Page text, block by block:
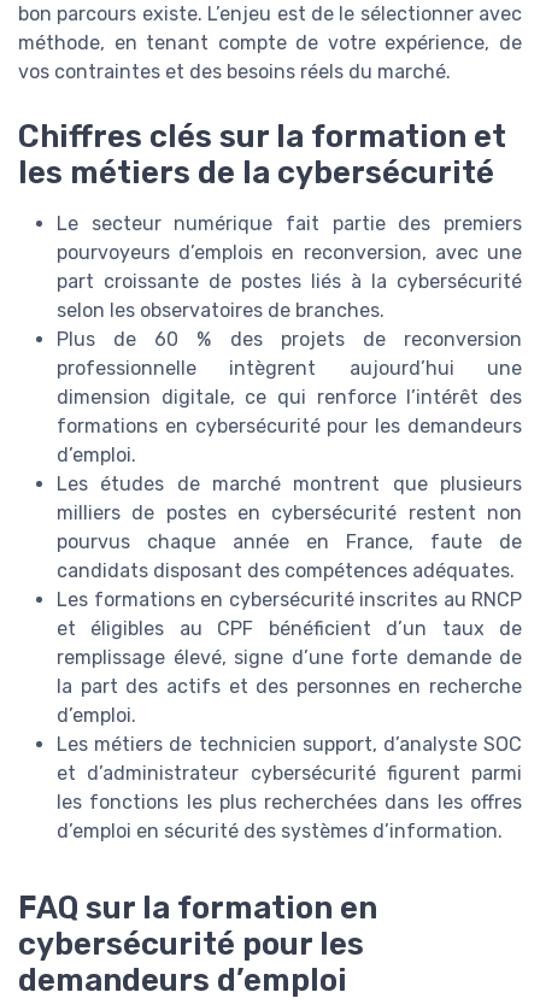
bon parcours existe. L’enjeu est de le sélectionner avec
méthode, en tenant compte de votre expérience, de
vos contraintes et des besoins réels du marché.
Chiffres clés sur la formation et
les métiers de la cybersécurité
Le secteur numérique fait partie des premiers
pourvoyeurs d’emplois en reconversion, avec une
part croissante de postes liés à la cybersécurité
selon les observatoires de branches.
Plus de 60 % des projets de reconversion
professionnelle intègrent aujourd’hui une
dimension digitale, ce qui renforce l’intérêt des
formations en cybersécurité pour les demandeurs
d’emploi.
Les études de marché montrent que plusieurs
milliers de postes en cybersécurité restent non
pourvus chaque année en France, faute de
candidats disposant des compétences adéquates.
Les formations en cybersécurité inscrites au RNCP
et éligibles au CPF bénéficient d’un taux de
remplissage élevé, signe d’une forte demande de
la part des actifs et des personnes en recherche
d’emploi.
Les métiers de technicien support, d’analyste SOC
et d’administrateur cybersécurité figurent parmi
les fonctions les plus recherchées dans les offres
d’emploi en sécurité des systèmes d’information.
FAQ sur la formation en
cybersécurité pour les
demandeurs d’emploi